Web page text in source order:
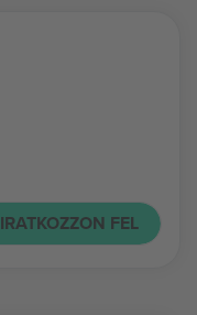
IRATKOZZON FEL